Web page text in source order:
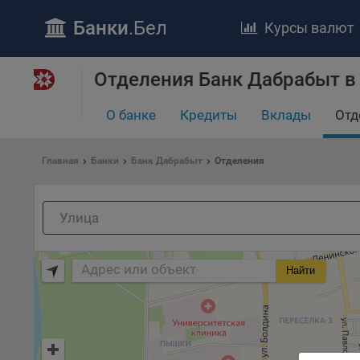
Банки.Бел Курсы валют
Отделения Банк Дабрабыт в
О банке Кредиты Вклады
Главная Банки Банк Дабрабыт Отделения
Найти